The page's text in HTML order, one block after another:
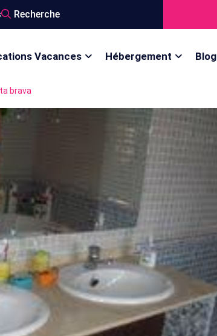
Recherche
Vacances Hébergement Blog
brava